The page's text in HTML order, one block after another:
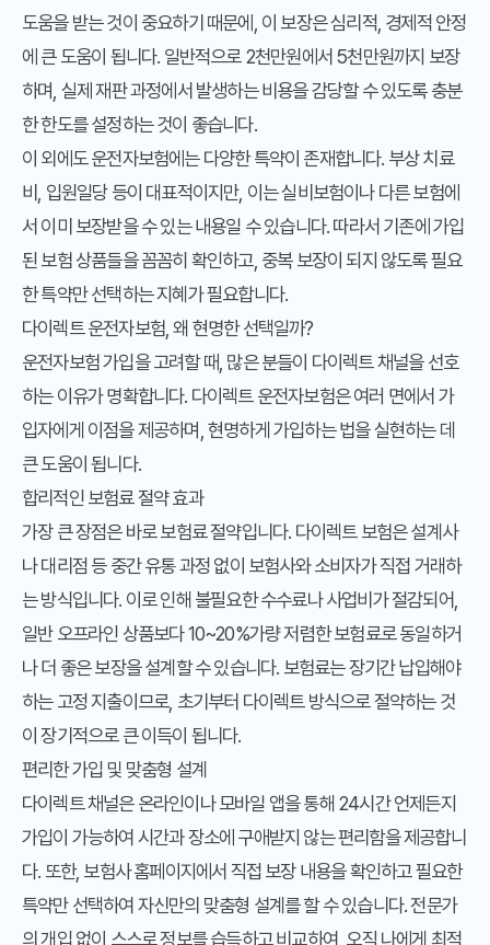
도움을 받는 것이 중요하기 때문에, 이 보장은 심리적, 경제적 안정
에 큰 도움이 됩니다. 일반적으로 2천만원에서 5천만원까지 보장
하며, 실제 재판 과정에서 발생하는 비용을 감당할 수 있도록 충분
한 한도를 설정하는 것이 좋습니다.
이 외에도 운전자보험에는 다양한 특약이 존재합니다. 부상 치료
비, 입원일당 등이 대표적이지만, 이는 실비보험이나 다른 보험에
서 이미 보장받을 수 있는 내용일 수 있습니다. 따라서 기존에 가입
된 보험 상품들을 꼼꼼히 확인하고, 중복 보장이 되지 않도록 필요
한 특약만 선택하는 지혜가 필요합니다.
다이렉트 운전자보험, 왜 현명한 선택일까?
운전자보험 가입을 고려할 때, 많은 분들이 다이렉트 채널을 선호
하는 이유가 명확합니다. 다이렉트 운전자보험은 여러 면에서 가
입자에게 이점을 제공하며, 현명하게 가입하는 법을 실현하는 데
큰 도움이 됩니다.
합리적인 보험료 절약 효과
가장 큰 장점은 바로 보험료 절약입니다. 다이렉트 보험은 설계사
나 대리점 등 중간 유통 과정 없이 보험사와 소비자가 직접 거래하
는 방식입니다. 이로 인해 불필요한 수수료나 사업비가 절감되어,
일반 오프라인 상품보다 10~20%가량 저렴한 보험료로 동일하거
나 더 좋은 보장을 설계할 수 있습니다. 보험료는 장기간 납입해야
하는 고정 지출이므로, 초기부터 다이렉트 방식으로 절약하는 것
이 장기적으로 큰 이득이 됩니다.
편리한 가입 및 맞춤형 설계
다이렉트 채널은 온라인이나 모바일 앱을 통해 24시간 언제든지
가입이 가능하여 시간과 장소에 구애받지 않는 편리함을 제공합니
다. 또한, 보험사 홈페이지에서 직접 보장 내용을 확인하고 필요한
특약만 선택하여 자신만의 맞춤형 설계를 할 수 있습니다. 전문가
의 개입 없이 스스로 정보를 습득하고 비교하여, 오직 나에게 최적